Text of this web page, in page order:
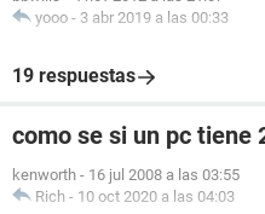
yooo - 3 abr 2019 a las 00:33
19 respuestas
como se si un pc tiene
kenworth - 16 jul 2008 a las 03:55
Rich - 10 oct 2020 a las 04:03